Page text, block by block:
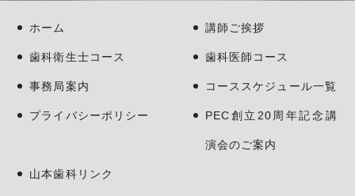
ホーム 講師ご挨拶
歯科衛生士コース 歯科医師コース
事務局案内 コーススケジュール一覧
プライバシーポリシー PEC創立20周年記念講
演会のご案内
山本歯科リンク